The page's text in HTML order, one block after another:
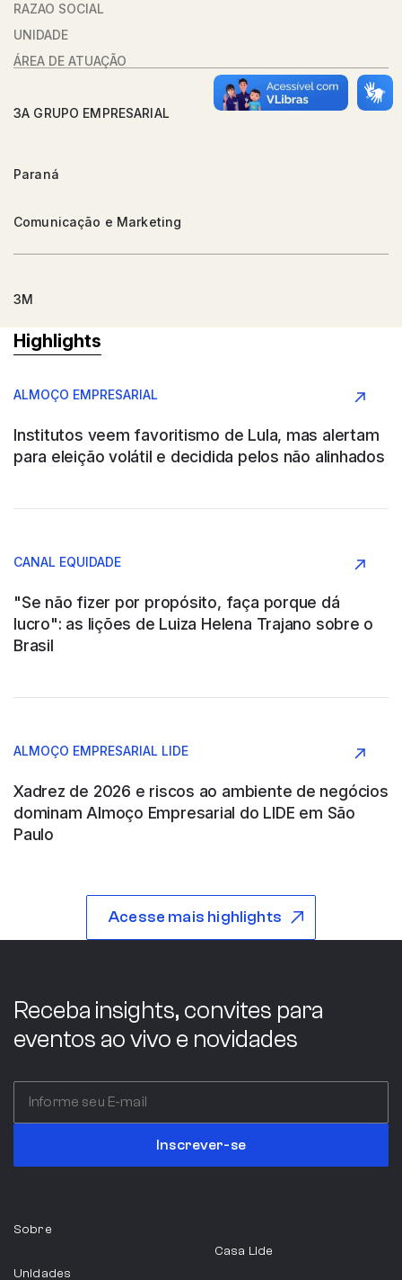
RAZÃO SOCIAL
UNIDADE
ÁREA DE ATUAÇÃO
3A GRUPO EMPRESARIAL
Paraná
Comunicação e Marketing
3M
Argentina
Agronegócio
ABC COMPANY
Itália
ABIA
Highlights
ALMOÇO EMPRESARIAL
Institutos veem favoritismo de Lula, mas alertam
para eleição volátil e decidida pelos não alinhados
CANAL EQUIDADE
"Se não fizer por propósito, faça porque dá
lucro": as lições de Luiza Helena Trajano sobre o
Brasil
ALMOÇO EMPRESARIAL LIDE
Xadrez de 2026 e riscos ao ambiente de negócios
dominam Almoço Empresarial do LIDE em São
Paulo
Acesse mais highlights
Receba insights, convites para
eventos ao vivo e novidades
Inscrever-se
Sobre
Unidades
Casa Lide